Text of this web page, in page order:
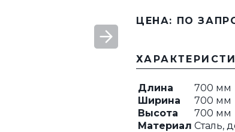
КАЧЕЛИ
ЦЕНА: ПО
Длина
700 мм
Ширина
700 мм
Высота
700 мм
Материал Сталь,